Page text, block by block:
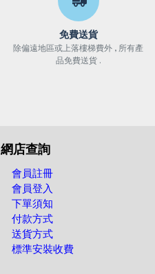
免費送貨
除偏遠地區或上落樓梯費外 , 所有產
品免費送貨 .
網店查詢
會員註冊
會員登入
下單須知
付款方式
送貨方式
標準安裝收費